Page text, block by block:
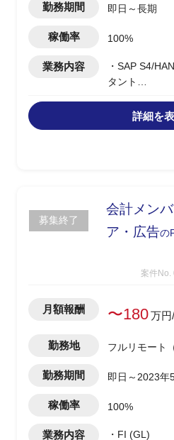
勤務期間 即日～長期
稼働率 100%
業務内容
・SAP S4/
タント
・インドSIer
・PMO運営支
・日本向け導
詳細を
募集終了
会計メン
ア・広告の
案件No.
月額報酬 〜180万円
勤務地 フルリモート
勤務期間 即日～2023年
稼働率 100%
業務内容
・FI (GL)